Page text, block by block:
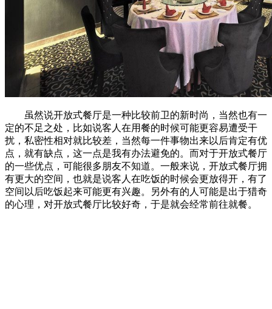
虽然说开放式餐厅是一种比较前卫的新时尚，当然也有一
定的不足之处，比如说客人在用餐的时候可能更容易遭受干
扰，私密性相对就比较差，当然每一件事物出来以后肯定有优
点，就有缺点，这一点是我有办法避免的。而对于开放式餐厅
的一些优点，可能很多朋友不知道。一般来说，开放式餐厅拥
有更大的空间，也就是说客人在吃饭的时候会更放得开，有了
空间以后吃饭起来可能更有兴趣。另外有的人可能是出于猎奇
的心理，对开放式餐厅比较好奇，于是就会经常前往就餐。